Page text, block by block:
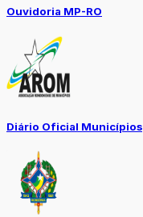
Ouvidoria MP-RO
Diário Oficial Municípios